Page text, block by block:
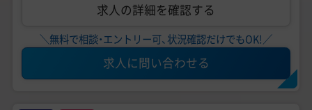
求人の詳細を確認する
＼無料で相談・エントリー可、状況確認だけでもOK!／
求人に問い合わせる